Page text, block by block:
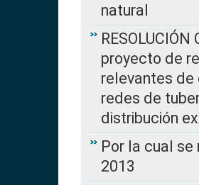
natural
proyecto de
relevantes de
redes de
distribución
Por la cual se
2013